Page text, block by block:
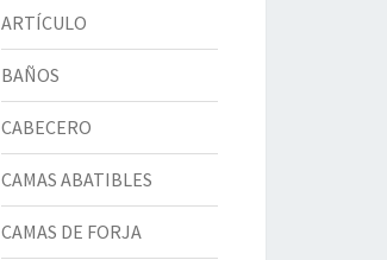
ARTÍCULO
BAÑOS
CABECERO
CAMAS ABATIBLES
CAMAS DE FORJA